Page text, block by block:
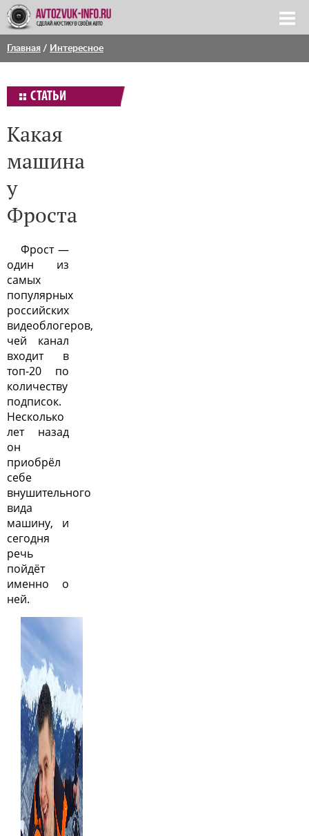
Главная / Интересное
СТАТЬИ
Какая
машина
у
Фроста
Фрост —
один из
самых
популярных
российских
видеоблогеров,
чей канал
входит в
топ-20 по
количеству
подписок.
Несколько
лет назад
он
приобрёл
себе
внушительного
вида
машину, и
сегодня
речь
пойдёт
именно о
ней.